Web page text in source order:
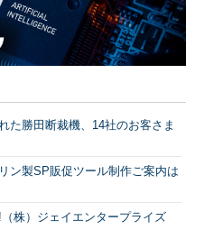
た勝田断裁機、14社のお客さま
ン製SP販促ツール制作ご案内は
株）ジェイエンタープライズ